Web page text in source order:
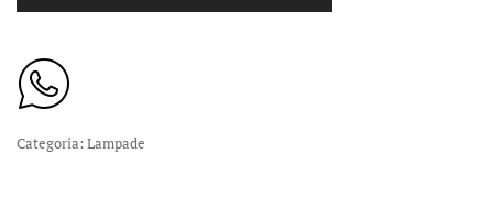
Categoria: Lampade